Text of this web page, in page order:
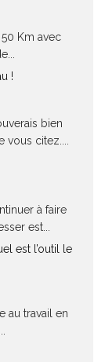
Km avec
!
bien
citez....
à faire
est...
est l’outil le
au travail en